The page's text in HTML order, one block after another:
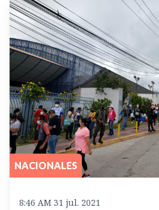
NACIONALES
8:46 AM 31 jul. 2021